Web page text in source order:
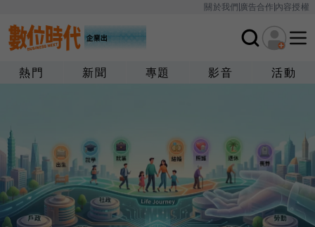
關於我們廣告合作內容授權
熱門 新聞 專題 影音 活動